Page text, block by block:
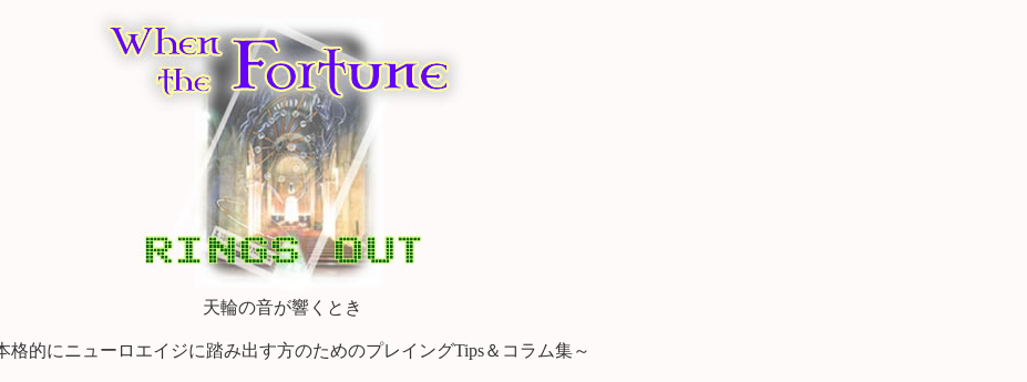
天輪の音が響くとき
格的にニューロエイジに踏み出す方のためのプレイングTips＆コラム集～